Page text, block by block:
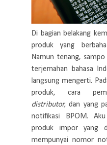
Di bagian belakang
produk yang
Namun tenang,
terjemahan bahasa
langsung mengerti.
produk, cara
distributor,dan yang
notifikasi BPOM.
produk impor yang
mempunyai nomor